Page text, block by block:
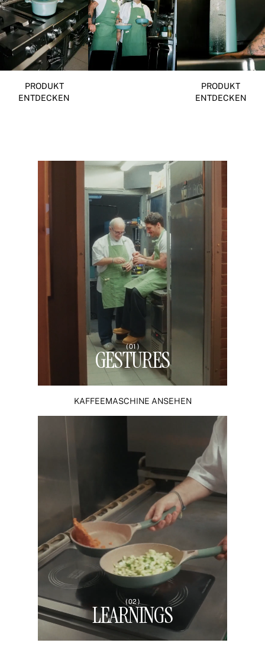
PRODUKT
ENTDECKEN
PRODUKT
ENTDECKEN
GESTURES
( 01 )
KAFFEEMASCHINE ANSEHEN
LEARNINGS
( 02 )